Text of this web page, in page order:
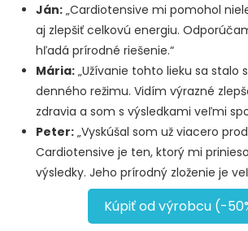
Ján: „Cardiotensive mi pomohol
aj zlepšiť celkovú energiu.
hľadá prírodné riešenie.“
Mária: „Užívanie tohto lieku sa stalo
denného režimu. Vidím výrazné
zdravia a som s výsledkami veľmi
Peter: „Vyskúšal som už viacero
Cardiotensive je ten, ktorý mi
výsledky. Jeho prírodný zloženie je
Kúpiť od výrobcu (-